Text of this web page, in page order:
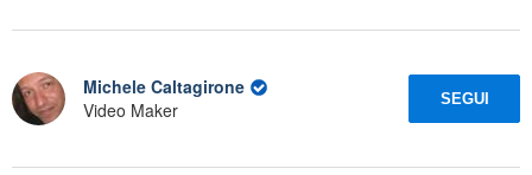
Michele Caltagirone
Video Maker
SEGUI